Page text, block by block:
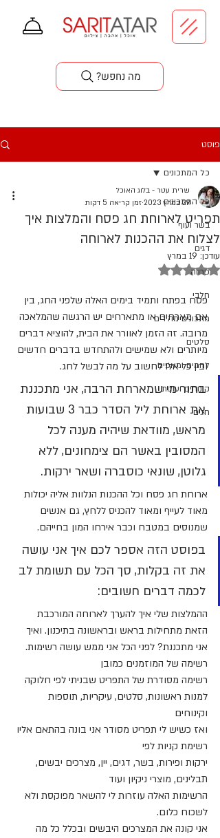
?מה נחפש
פוסט
כל המתכונים
בשר ועוף
דגים
פרווה
חלבי
מתכונים מהירים
סלטים
לחמים ומאפים
קינוחים ועוגות
חגים
כל המתכונים
תפריט לארוחת חג פסח והמלצות איך
לצלוח את ההכנות לארוחה
שרית עטר - בלוג האוכל
29 במרץ 2023
זמן קריאה 5 דקות
עודכן: 19 במרץ
דירוג של NaN מתוך 5 כוכבים
פסח בפתח ותמיד בימים האלה שלפני החג, בין
אם מארחים או מתארחים יש הרגשה שהמלאכה
מרובה. זה הזמן לאוורר את הבית, להוציא דברים
מיותרים ולא שמישים ולהתחדש בדברים חדשים
ובין כל אלו לחשוב על מה לבשל לחג.
בתור מי שמארחת הרבה, אני מתכננת
את ארוחת ליל הסדר כבר 3 שבועות
מראש, מוודאת שיהיה מענה לכל
המסובין באשר הם צימחונים, ללא
גלוטן, שונאי כוסברה ושאר ירקות.
ארוחת חג פסח וכל ההכנות הנלוות אליה יכולות
מאוד לעייף ומאוד להכניס ללחץ, גם אנשים
שמנוסים במטבח וכבר אירחו המון בחייהם.
בפוסט הזה אספר לכם איך אני עושה
את זה בקלות, סך הכל עם תשומת לב
לכמה דברים חשובים:
ההמלצות שלי איך להערך לארוחה המורכבת
הזאת מתחילות בראש ובראשונה בתיכנון. ואיך
אני מתכננת? לפני הכל אני ממש עושה רשימות.
רשימה של המוזמנים כמובן
רשימה מסודרת של התפריט שבניתי לפי חלוקה
למנות ראשונות, סלטים, עיקריות, תוספות
וקינוחים
ואז כשיש לי תפריט מסודר אני בונה בהתאם אליו
רשימת קניות לפי
ירקות ופירות, בשר, דגים, יין, מצרכים יבשים,
תבלינים, מוצרי ניקיון ועוד
הרשימות האלה עוזרות לי להשאר מפוקסת ולא
לשכוח כלום.
אני קונה את המצרכים היבשים ובכלל כל מה